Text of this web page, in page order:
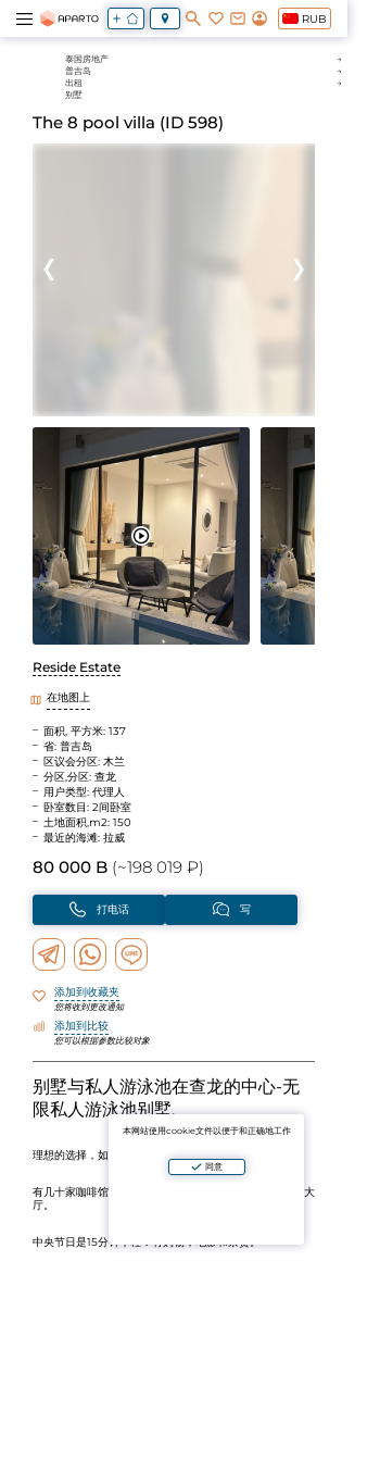
RUB
泰国房地产
普吉岛
出租
别墅
The 8 pool villa (ID 598)
Reside Estate
在地图上
面积, 平方米: 137
省: 普吉岛
区议会分区: 木兰
分区,分区: 查龙
用户类型: 代理人
卧室数目: 2间卧室
土地面积,m2: 150
最近的海滩: 拉威
80 000 B (~198 019 ₽)
打电话 写
添加到收藏夹
您将收到更改通知
添加到比较
您可以根据参数比较对象
别墅与私人游泳池在查龙的中心-无
限私人游泳池别墅.
理想的选择，如果你正在寻找隐私,但不想从"文明"走远.
有几十家咖啡馆，有健康食品，舒适的咖啡店，按摩院和大
厅。
中央节日是15分钟车程：有购物，电影和杂货。
本网站使用cookie文件以便于和正确地工作
同意